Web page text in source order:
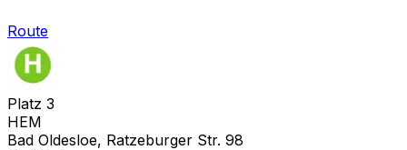
Route
Platz 3
HEM
Bad Oldesloe, Ratzeburger Str. 98